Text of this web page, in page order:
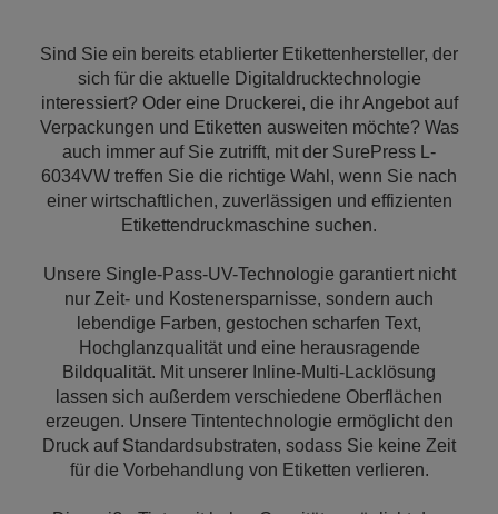
Sind Sie ein bereits etablierter Etikettenhersteller, der
sich für die aktuelle Digitaldrucktechnologie
interessiert? Oder eine Druckerei, die ihr Angebot auf
Verpackungen und Etiketten ausweiten möchte? Was
auch immer auf Sie zutrifft, mit der SurePress L-
6034VW treffen Sie die richtige Wahl, wenn Sie nach
einer wirtschaftlichen, zuverlässigen und effizienten
Etikettendruckmaschine suchen.
Unsere Single-Pass-UV-Technologie garantiert nicht
nur Zeit- und Kostenersparnisse, sondern auch
lebendige Farben, gestochen scharfen Text,
Hochglanzqualität und eine herausragende
Bildqualität. Mit unserer Inline-Multi-Lacklösung
lassen sich außerdem verschiedene Oberflächen
erzeugen. Unsere Tintentechnologie ermöglicht den
Druck auf Standardsubstraten, sodass Sie keine Zeit
für die Vorbehandlung von Etiketten verlieren.